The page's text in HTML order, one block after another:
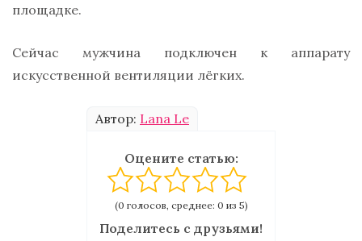
площадке.
Сейчас мужчина подключен к аппарату
искусственной вентиляции лёгких.
Автор: Lana Le
Оцените статью:
(0 голосов, среднее: 0 из 5)
Поделитесь с друзьями!